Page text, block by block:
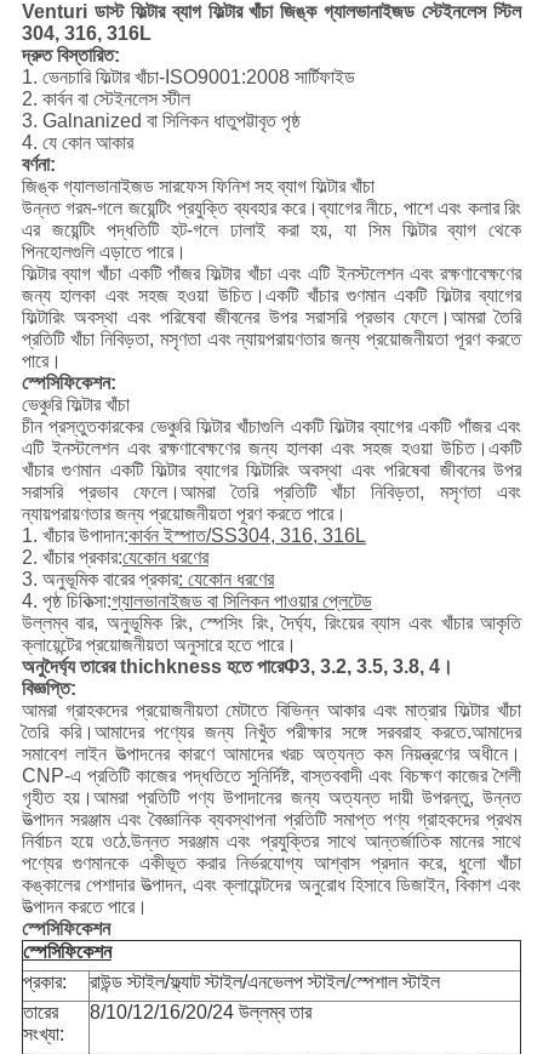
Venturi ডাস্ট ফিল্টার ব্যাগ ফিল্টার খাঁচা জিঙ্ক গ্যালভানাইজড স্টেইনলেস স্টিল
304, 316, 316L
দ্রুত বিস্তারিত:
1. ভেনচারি ফিল্টার খাঁচা-ISO9001:2008 সার্টিফাইড
2. কার্বন বা স্টেইনলেস স্টীল
3. Galnanized বা সিলিকন ধাতুপট্টাবৃত পৃষ্ঠ
4. যে কোন আকার
বর্ণনা:
জিঙ্ক গ্যালভানাইজড সারফেস ফিনিশ সহ ব্যাগ ফিল্টার খাঁচা
উন্নত গরম-গলে জয়েন্টিং প্রযুক্তি ব্যবহার করে।ব্যাগের নীচে, পাশে এবং কলার রিং
এর জয়েন্টিং পদ্ধতিটি হট-গলে ঢালাই করা হয়, যা সিম ফিল্টার ব্যাগ থেকে
পিনহোলগুলি এড়াতে পারে।
ফিল্টার ব্যাগ খাঁচা একটি পাঁজর ফিল্টার খাঁচা এবং এটি ইনস্টলেশন এবং রক্ষণাবেক্ষণের
জন্য হালকা এবং সহজ হওয়া উচিত।একটি খাঁচার গুণমান একটি ফিল্টার ব্যাগের
ফিল্টারিং অবস্থা এবং পরিষেবা জীবনের উপর সরাসরি প্রভাব ফেলে।আমরা তৈরি
প্রতিটি খাঁচা নিবিড়তা, মসৃণতা এবং ন্যায়পরায়ণতার জন্য প্রয়োজনীয়তা পূরণ করতে
পারে।
স্পেসিফিকেশন:
ভেঞ্চুরি ফিল্টার খাঁচা
চীন প্রস্তুতকারকের ভেঞ্চুরি ফিল্টার খাঁচাগুলি একটি ফিল্টার ব্যাগের একটি পাঁজর এবং
এটি ইনস্টলেশন এবং রক্ষণাবেক্ষণের জন্য হালকা এবং সহজ হওয়া উচিত।একটি
খাঁচার গুণমান একটি ফিল্টার ব্যাগের ফিল্টারিং অবস্থা এবং পরিষেবা জীবনের উপর
সরাসরি প্রভাব ফেলে।আমরা তৈরি প্রতিটি খাঁচা নিবিড়তা, মসৃণতা এবং
ন্যায়পরায়ণতার জন্য প্রয়োজনীয়তা পূরণ করতে পারে।
1. খাঁচার উপাদান:কার্বন ইস্পাত/SS304, 316, 316L
2. খাঁচার প্রকার:যেকোন ধরণের
3. অনুভূমিক বারের প্রকার: যেকোন ধরণের
4. পৃষ্ঠ চিকিত্সা:গ্যালভানাইজড বা সিলিকন পাওয়ার প্লেটেড
উল্লম্ব বার, অনুভূমিক রিং, স্পেসিং রিং, দৈর্ঘ্য, রিংয়ের ব্যাস এবং খাঁচার আকৃতি
ক্লায়েন্টের প্রয়োজনীয়তা অনুসারে হতে পারে।
অনুদৈর্ঘ্য তারের thichkness হতে পারেΦ3, 3.2, 3.5, 3.8, 4।
বিজ্ঞপ্তি:
আমরা গ্রাহকদের প্রয়োজনীয়তা মেটাতে বিভিন্ন আকার এবং মাত্রার ফিল্টার খাঁচা
তৈরি করি।আমাদের পণ্যের জন্য নিখুঁত পরীক্ষার সঙ্গে সরবরাহ করতে.আমাদের
সমাবেশ লাইন উত্পাদনের কারণে আমাদের খরচ অত্যন্ত কম নিয়ন্ত্রণের অধীনে।
CNP-এ প্রতিটি কাজের পদ্ধতিতে সুনির্দিষ্ট, বাস্তববাদী এবং বিচক্ষণ কাজের শৈলী
গৃহীত হয়।আমরা প্রতিটি পণ্য উপাদানের জন্য অত্যন্ত দায়ী উপরন্তু, উন্নত
উত্পাদন সরঞ্জাম এবং বৈজ্ঞানিক ব্যবস্থাপনা প্রতিটি সমাপ্ত পণ্য গ্রাহকদের প্রথম
নির্বাচন হয়ে ওঠে.উন্নত সরঞ্জাম এবং প্রযুক্তির সাথে আন্তর্জাতিক মানের সাথে
পণ্যের গুণমানকে একীভূত করার নির্ভরযোগ্য আশ্বাস প্রদান করে, ধুলো খাঁচা
কঙ্কালের পেশাদার উত্পাদন, এবং ক্লায়েন্টদের অনুরোধ হিসাবে ডিজাইন, বিকাশ এবং
উত্পাদন করতে পারে।
স্পেসিফিকেশন
স্পেসিফিকেশন
প্রকার:
রাউন্ড স্টাইল/ফ্ল্যাট স্টাইল/এনভেলপ স্টাইল/স্পেশাল স্টাইল
তারের
সংখ্যা:
8/10/12/16/20/24 উল্লম্ব তার